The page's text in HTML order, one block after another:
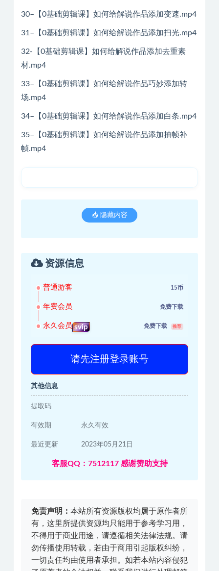
30–【0基础剪辑课】如何给解说作品添加变速.mp4
31–【0基础剪辑课】如何给解说作品添加扫光.mp4
32-【0基础剪辑课】如何给解说作品添加去重素
材.mp4
33–【0基础剪辑课】如何给解说作品巧妙添加转
场.mp4
34–【0基础剪辑课】如何给解说作品添加白条.mp4
35–【0基础剪辑课】如何给解说作品添加抽帧补
帧.mp4
📥 隐藏内容
资源信息
普通游客 15币
年费会员 免费下载
永久会员 svip 免费下载 推荐
请先注册登录账号
其他信息
提取码
有效期 永久有效
最近更新 2023年05月21日
客服QQ：7512117 感谢赞助支持
免责声明： 本站所有资源版权均属于原作者所
有，这里所提供资源均只能用于参考学习用，
不得用于商业用途，请遵循相关法律法规。请
勿传播使用转载，若由于商用引起版权纠纷，
一切责任均由使用者承担。如若本站内容侵犯